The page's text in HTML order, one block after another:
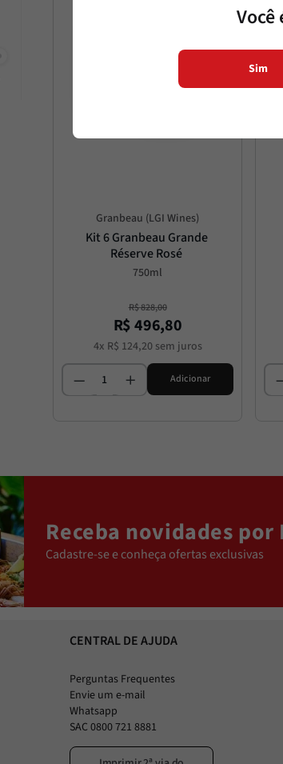
Granbeau (LGI Wines)
Kit 6 Granbeau Grande
Réserve Rosé
750ml
R$828,00
R$496,80
4x R$ 124,20sem juros
Adicionar
Receba novidades por
Cadastre-se e conheça ofertas exclusivas
CENTRAL DE AJUDA
Perguntas Frequentes
Envie um e-mail
Whatsapp
SAC 0800 721 8881
Você
Sim